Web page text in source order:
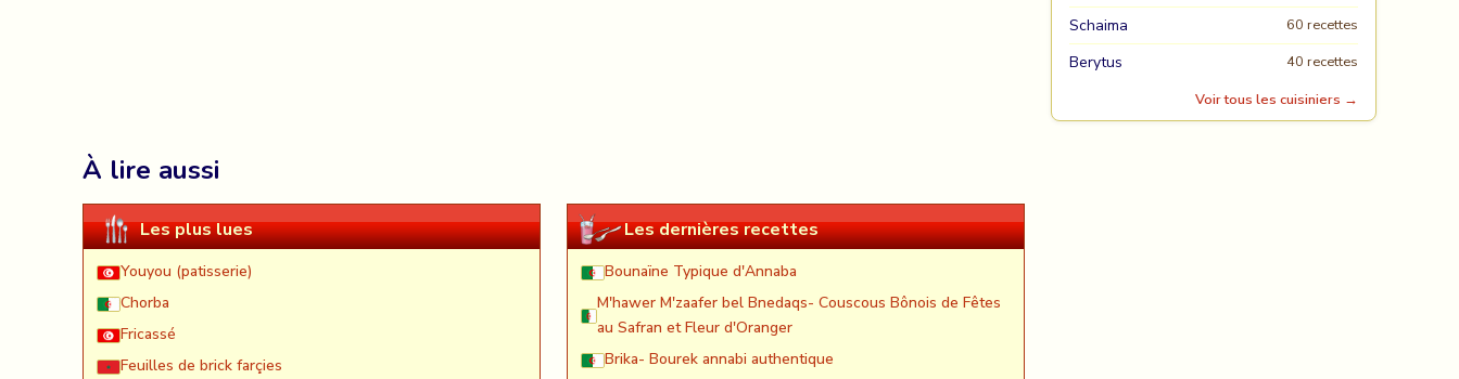
À lire aussi
Les plus lues
Youyou (patisserie)
Chorba
Fricassé
Feuilles de brick farçies
Les dernières recettes
Bounaïne Typique d'Annaba
M'hawer M'zaafer bel Bnedaqs- Couscous Bônois de Fêtes
au Safran et Fleur d'Oranger
Brika- Bourek annabi authentique
Schaima 60 recettes
Berytus
40 recettes
Voir tous les cuisiniers →